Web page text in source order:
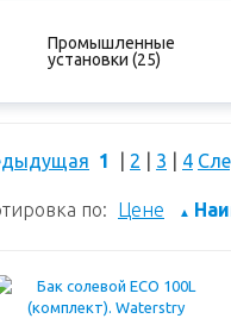
Промышленные
установки (25)
1 2 3 4
по: Цене ▲